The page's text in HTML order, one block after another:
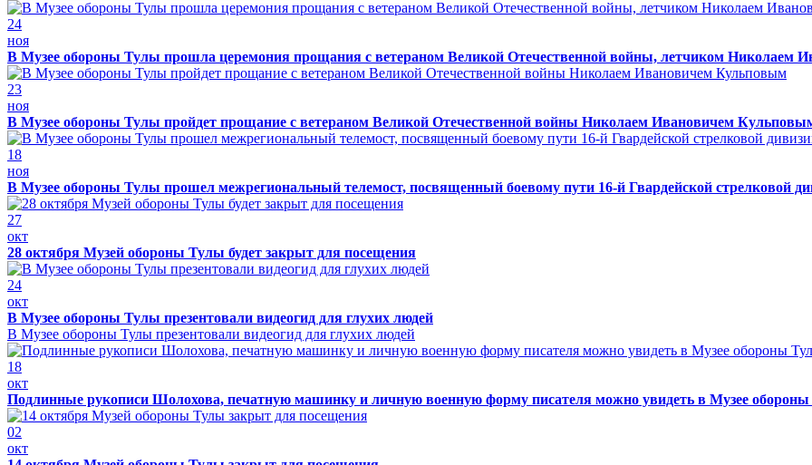
24
ноя
В Музее обороны Тулы прошла церемония прощания с ветераном Великой Отечественной войны, летчиком Николаем
23
ноя
В Музее обороны Тулы пройдет прощание с ветераном Великой Отечественной войны Николаем Ивановичем
18
ноя
В Музее обороны Тулы прошел межрегиональный телемост, посвященный боевому пути 16-й Гвардейской стрелковой
27
окт
28 октября Музей обороны Тулы будет закрыт для посещения
24
окт
В Музее обороны Тулы презентовали видеогид для глухих людей
В Музее обороны Тулы презентовали видеогид для глухих людей
18
окт
Подлинные рукописи Шолохова, печатную машинку и личную военную форму писателя можно увидеть в Музее
02
окт